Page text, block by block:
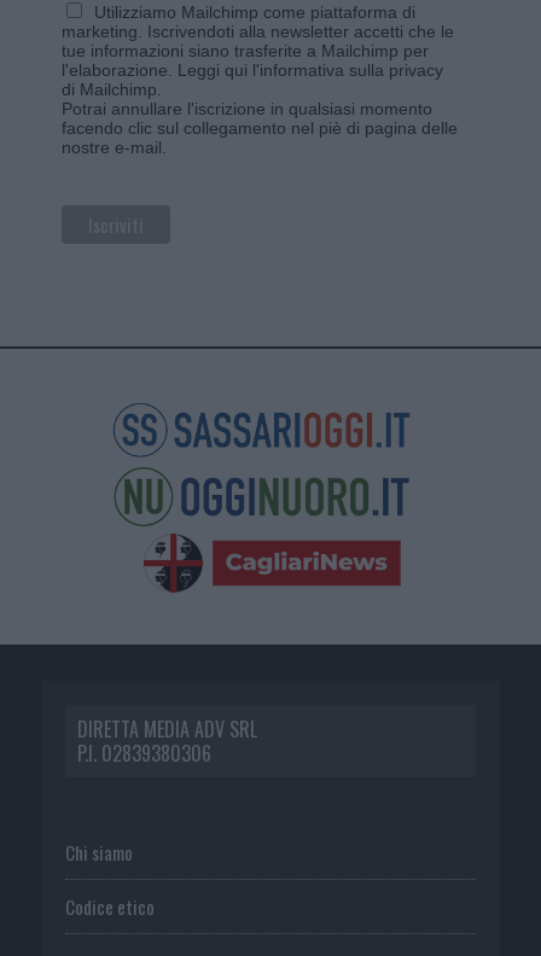
Utilizziamo Mailchimp come piattaforma di
marketing. Iscrivendoti alla newsletter accetti che le
tue informazioni siano trasferite a Mailchimp per
l'elaborazione. Leggi qui l'informativa sulla privacy
di Mailchimp
Potrai annullare l'iscrizione in qualsiasi momento
facendo clic sul collegamento nel piè di pagina delle
nostre e-mail.
DIRETTA MEDIA ADV SRL
P.I. 02839380306
Chi siamo
Codice etico